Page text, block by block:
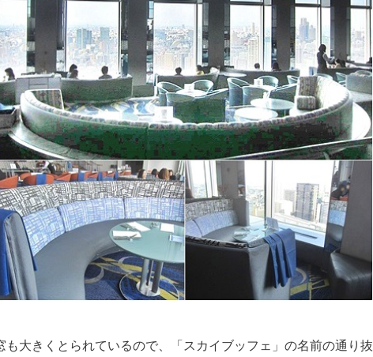
大きくとられているので、「スカイブッフェ」の名前の通り抜